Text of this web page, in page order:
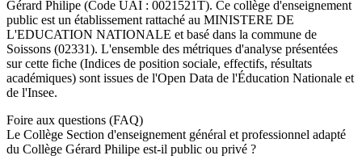
Gérard Philipe (Code UAI : 0021521T). Ce collège d'enseignement
public est un établissement rattaché au MINISTERE DE
L'EDUCATION NATIONALE et basé dans la commune de
Soissons (02331). L'ensemble des métriques d'analyse présentées
sur cette fiche (Indices de position sociale, effectifs, résultats
académiques) sont issues de l'Open Data de l'Éducation Nationale et
de l'Insee.
Foire aux questions (FAQ)
Le Collège Section d'enseignement général et professionnel adapté
du Collège Gérard Philipe est-il public ou privé ?